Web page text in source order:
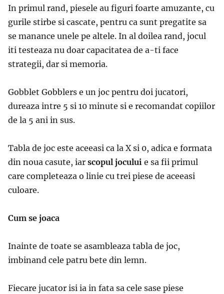
In primul rand, piesele au figuri foarte amuzante, cu
gurile stirbe si cascate, pentru ca sunt pregatite sa
se manance unele pe altele. In al doilea rand, jocul
iti testeaza nu doar capacitatea de a-ti face
strategii, dar si memoria.
Gobblet Gobblers e un joc pentru doi jucatori,
dureaza intre 5 si 10 minute si e recomandat copiilor
de la 5 ani in sus.
Tabla de joc este aceeasi ca la X si 0, adica e formata
din noua casute, iar scopul jocului e sa fii primul
care completeaza o linie cu trei piese de aceeasi
culoare.
Cum se joaca
Inainte de toate se asambleaza tabla de joc,
imbinand cele patru bete din lemn.
Fiecare jucator isi ia in fata sa cele sase piese